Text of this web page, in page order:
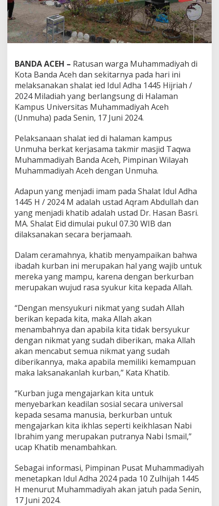
BANDA ACEH – Ratusan warga Muhammadiyah di
Kota Banda Aceh dan sekitarnya pada hari ini
melaksanakan shalat ied Idul Adha 1445 Hijriah /
2024 Miladiah yang berlangsung di Halaman
Kampus Universitas Muhammadiyah Aceh
(Unmuha) pada Senin, 17 Juni 2024.
Pelaksanaan shalat ied di halaman kampus
Unmuha berkat kerjasama takmir masjid Taqwa
Muhammadiyah Banda Aceh, Pimpinan Wilayah
Muhammadiyah Aceh dengan Unmuha.
Adapun yang menjadi imam pada Shalat Idul Adha
1445 H / 2024 M adalah ustad Aqram Abdullah dan
yang menjadi khatib adalah ustad Dr. Hasan Basri.
MA. Shalat Eid dimulai pukul 07.30 WIB dan
dilaksanakan secara berjamaah.
Dalam ceramahnya, khatib menyampaikan bahwa
ibadah kurban ini merupakan hal yang wajib untuk
mereka yang mampu, karena dengan berkurban
merupakan wujud rasa syukur kita kepada Allah.
“Dengan mensyukuri nikmat yang sudah Allah
berikan kepada kita, maka Allah akan
menambahnya dan apabila kita tidak bersyukur
dengan nikmat yang sudah diberikan, maka Allah
akan mencabut semua nikmat yang sudah
diberikannya, maka apabila memiliki kemampuan
maka laksanakanlah kurban,” Kata Khatib.
“Kurban juga mengajarkan kita untuk
menyebarkan keadilan sosial secara universal
kepada sesama manusia, berkurban untuk
mengajarkan kita ikhlas seperti keikhlasan Nabi
Ibrahim yang merupakan putranya Nabi Ismail,”
ucap Khatib menambahkan.
Sebagai informasi, Pimpinan Pusat Muhammadiyah
menetapkan Idul Adha 2024 pada 10 Zulhijah 1445
H menurut Muhammadiyah akan jatuh pada Senin,
17 Juni 2024.